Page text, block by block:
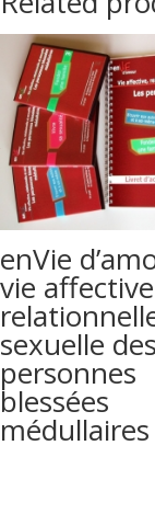
enVie
vie affective
sexuelle des
personnes
blessées
médullaires